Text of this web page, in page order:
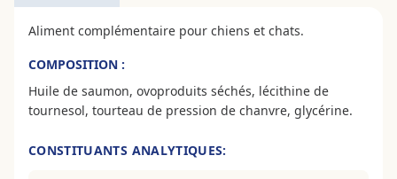
Aliment complémentaire pour chiens et chats.
COMPOSITION :
Huile de saumon, ovoproduits séchés, lécithine de
tournesol, tourteau de pression de chanvre, glycérine.
CONSTITUANTS ANALYTIQUES: